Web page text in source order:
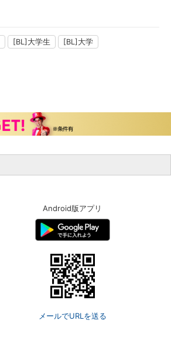
[BL]大学生
[BL]大学
Android版アプリ
メールでURLを送る